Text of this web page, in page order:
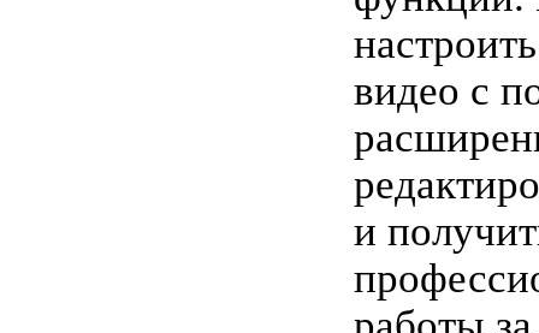
видео с
и